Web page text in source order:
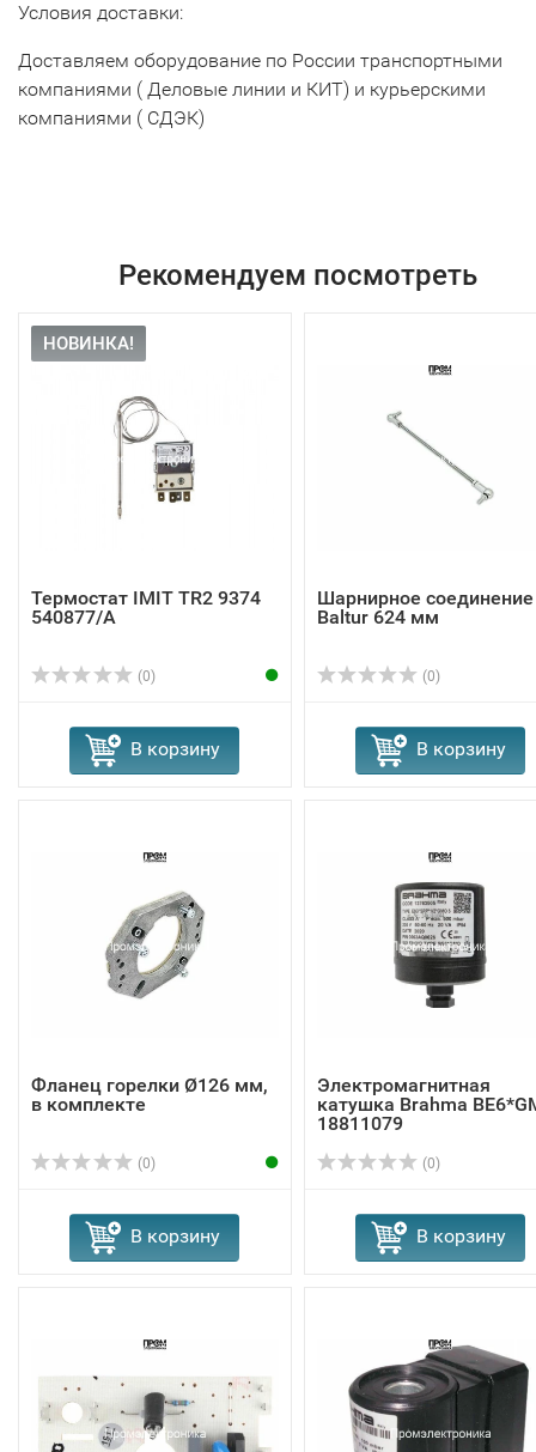
Условия доставки:
Доставляем оборудование по России транспортными
компаниями ( Деловые линии и КИТ) и курьерскими
компаниями ( СДЭК)
Рекомендуем посмотреть
НОВИНКА!
Термостат IMIT TR2 9374
540877/A
(0)
В корзину
Шарнирное соединение
Baltur 624 мм
(0)
В корзину
Фланец горелки Ø126 мм,
в комплекте
(0)
В корзину
Электромагнитная
катушка Brahma
18811079
(0)
В корзину